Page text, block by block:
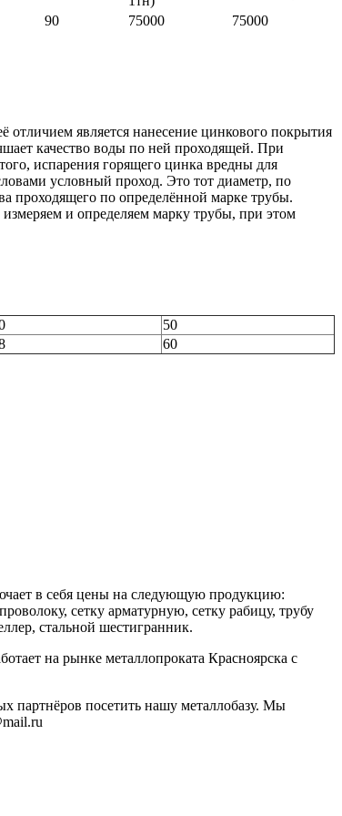
90 75000 75000
является нанесение цинкового покрытия
качество воды по ней проходящей. При
испарения горящего цинка вредны для
условный проход. Это тот диаметр, по
проходящего по определённой марке трубы.
и определяем марку трубы, при этом
50
60
в себя цены на следующую продукцию:
сетку арматурную, сетку рабицу, трубу
стальной шестигранник.
на рынке металлопроката Красноярска с
партнёров посетить нашу металлобазу. Мы